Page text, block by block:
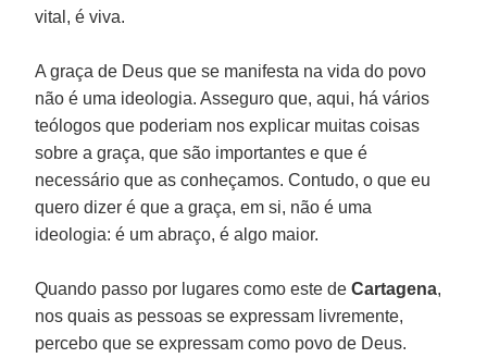
vital, é viva.
A graça de Deus que se manifesta na vida do povo
não é uma ideologia. Asseguro que, aqui, há vários
teólogos que poderiam nos explicar muitas coisas
sobre a graça, que são importantes e que é
necessário que as conheçamos. Contudo, o que eu
quero dizer é que a graça, em si, não é uma
ideologia: é um abraço, é algo maior.
Quando passo por lugares como este deCartagena,
nos quais as pessoas se expressam livremente,
percebo que se expressam como povo de Deus.